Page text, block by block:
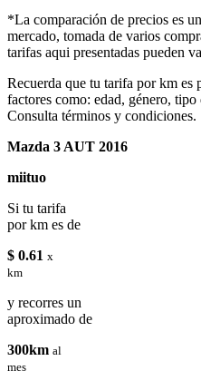
*La comparación de precios es
mercado, tomada de varios
tarifas aqui presentadas pueden
Recuerda que tu tarifa por km es
factores como: edad, género,
Consulta términos y condiciones.
Mazda 3 AUT 2016
miituo
Si tu tarifa
por km es de
$ 0.61 x
km
y recorres un
aproximado de
300km al
mes